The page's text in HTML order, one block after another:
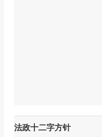
法政十二字方针